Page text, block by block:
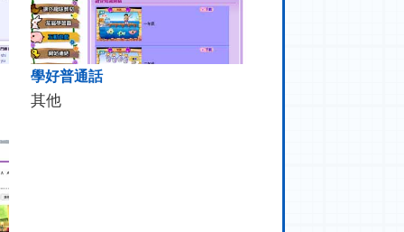
學好普通話
其他